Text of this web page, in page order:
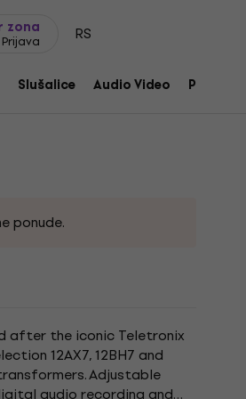
zona
Prijava RS
Slušalice Audio Video Pribor
ponude.
after the iconic Teletronix
12AX7, 12BH7 and
Adjustable
audio recording and